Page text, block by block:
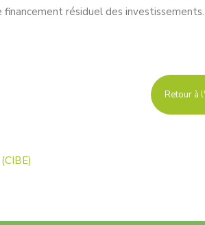
financement résiduel des investissements.
Retour à